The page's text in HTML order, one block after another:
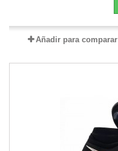
Añadir para comparar